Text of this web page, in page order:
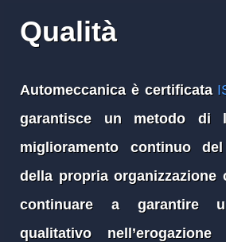
Qualità
Automeccanica è certificata
garantisce un metodo di
miglioramento continuo
della propria
continuare a garantire
qualitativo